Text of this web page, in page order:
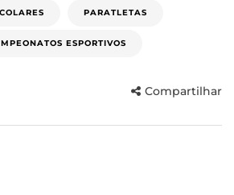
PARATLETAS
ESPORTIVOS
Compartilhar